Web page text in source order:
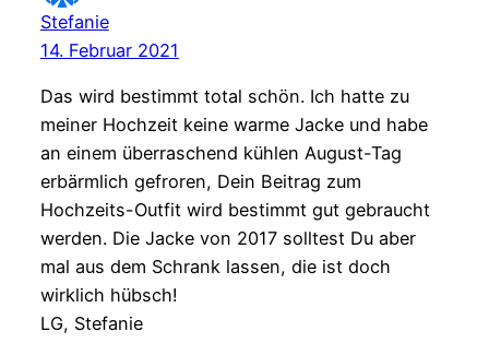
Stefanie
14. Februar 2021
Das wird bestimmt total schön. Ich hatte zu
meiner Hochzeit keine warme Jacke und habe
an einem überraschend kühlen August-Tag
erbärmlich gefroren, Dein Beitrag zum
Hochzeits-Outfit wird bestimmt gut gebraucht
werden. Die Jacke von 2017 solltest Du aber
mal aus dem Schrank lassen, die ist doch
wirklich hübsch!
LG, Stefanie